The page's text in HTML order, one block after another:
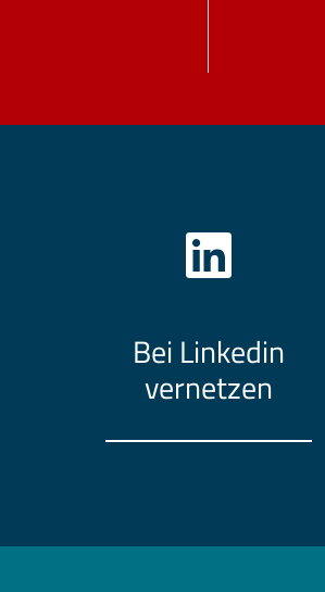
Bei Linkedin
vernetzen